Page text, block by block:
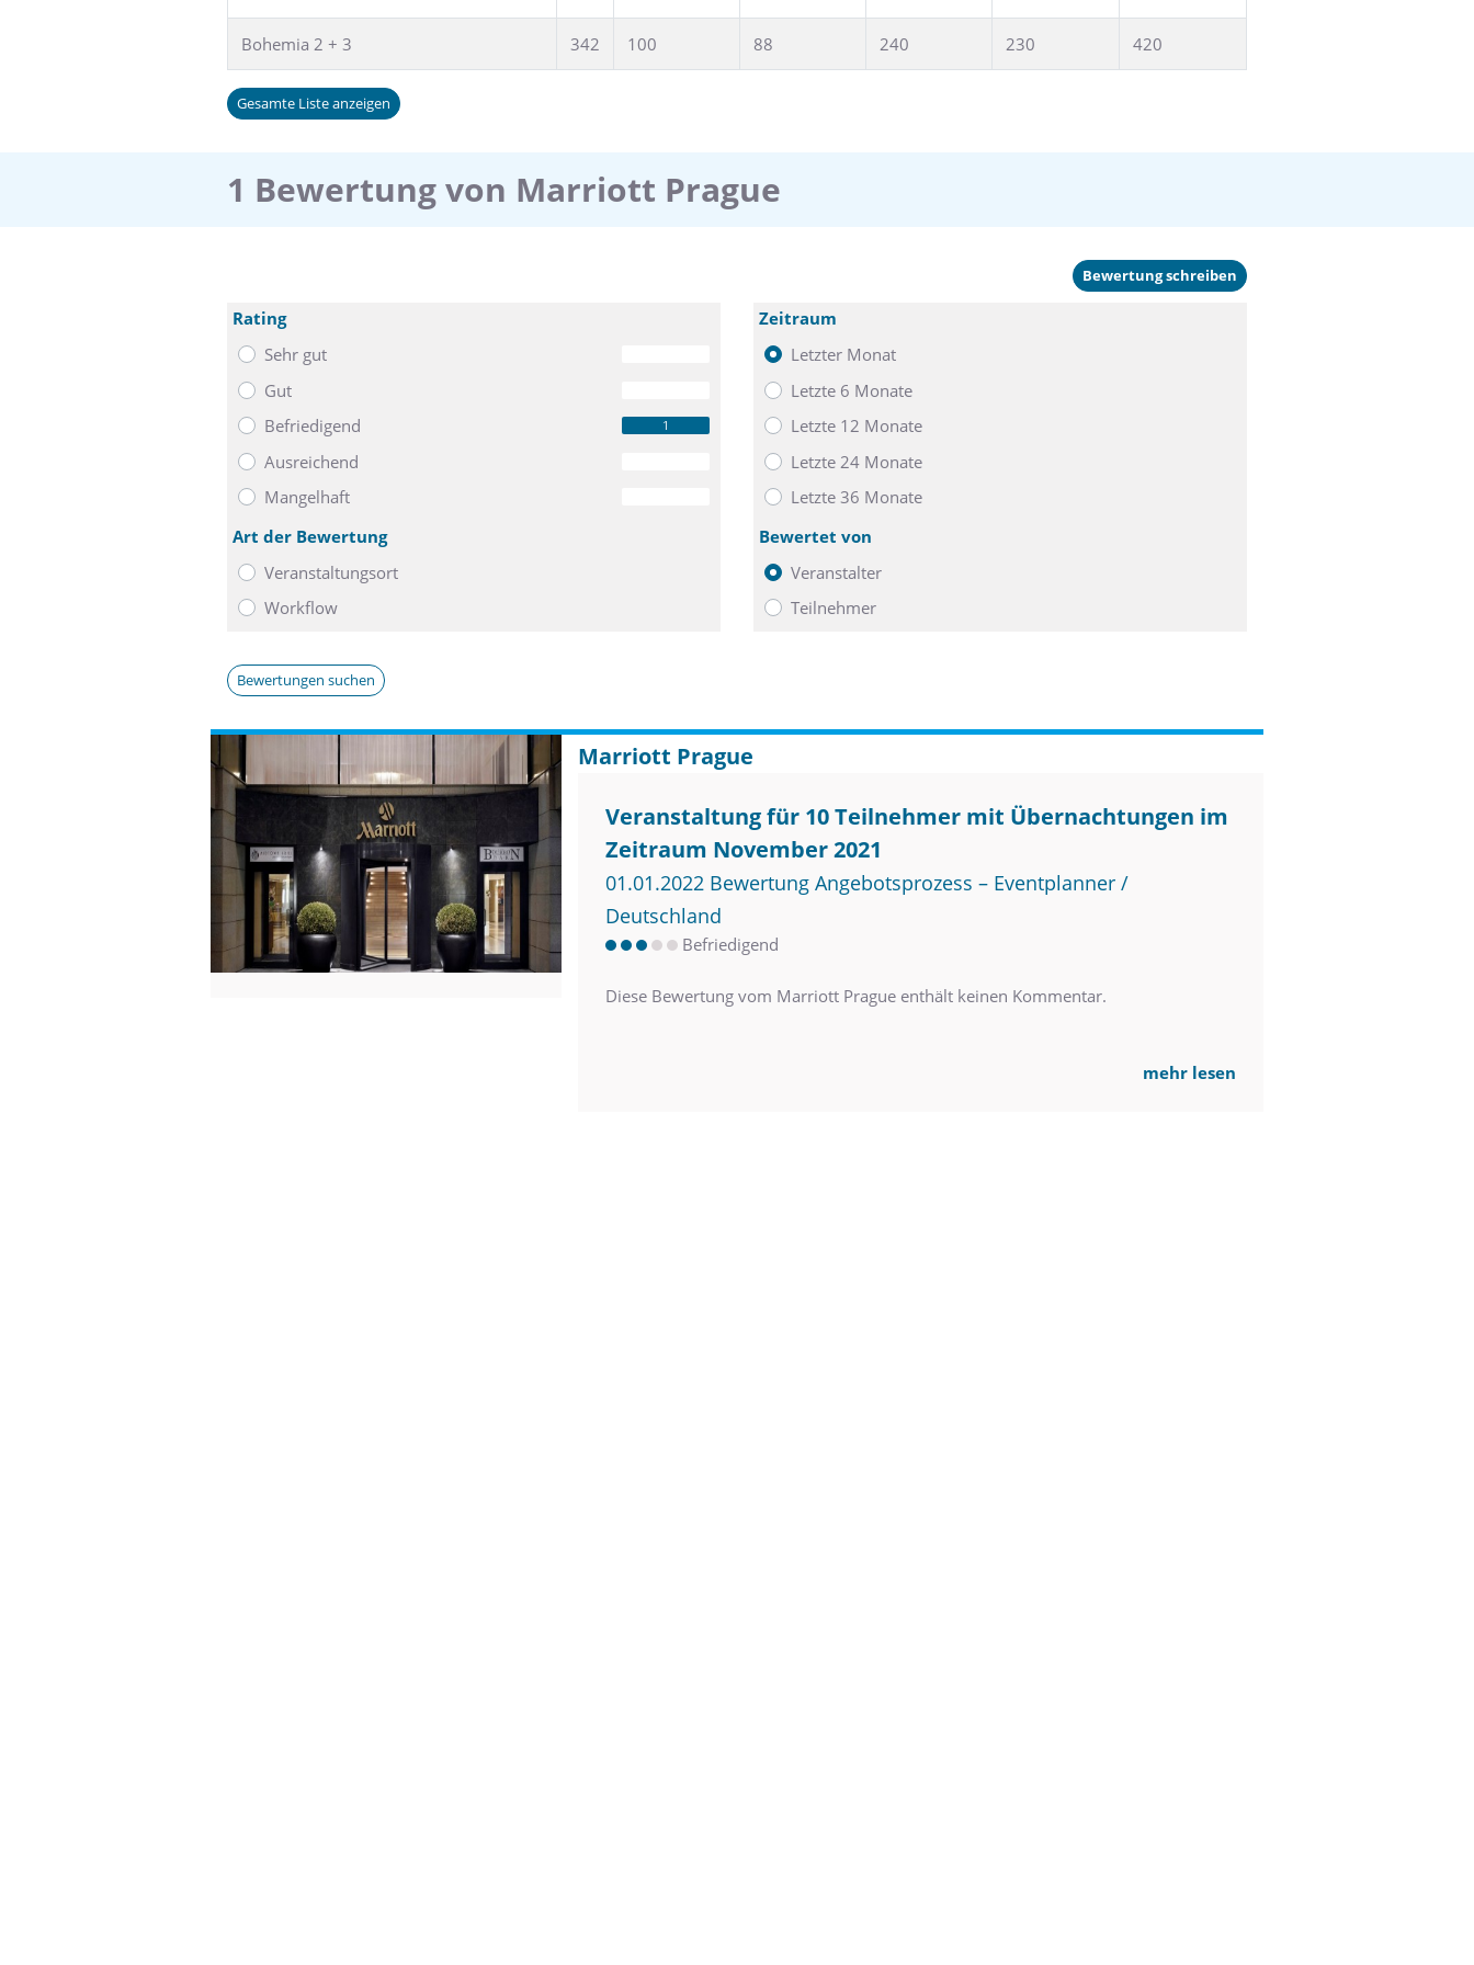
Bohemia 2 + 3 342 100 88 240 230 420
Gesamte Liste anzeigen
1 Bewertung von Marriott Prague
Bewertung schreiben
Rating
Sehr gut
Gut
Befriedigend 1
Ausreichend
Mangelhaft
Zeitraum
Letzter Monat
Letzte 6 Monate
Letzte 12 Monate
Letzte 24 Monate
Letzte 36 Monate
Art der Bewertung
Veranstaltungsort
Workflow
Bewertet von
Veranstalter
Teilnehmer
Bewertungen suchen
Marriott Prague
Veranstaltung für 10 Teilnehmer mit Übernachtungen im
Zeitraum November 2021
01.01.2022 Bewertung Angebotsprozess – Eventplanner /
Deutschland
Befriedigend
Diese Bewertung vom Marriott Prague enthält keinen Kommentar.
mehr lesen